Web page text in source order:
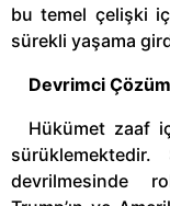
bu temel çelişki
sürekli yaşama
Devrimci
Hükümet zaaf
sürüklemektedir.
devrilmesinde